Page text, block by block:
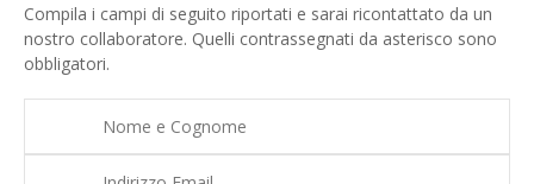
Compila i campi di seguito riportati e sarai ricontattato da un
nostro collaboratore. Quelli contrassegnati da asterisco sono
obbligatori.